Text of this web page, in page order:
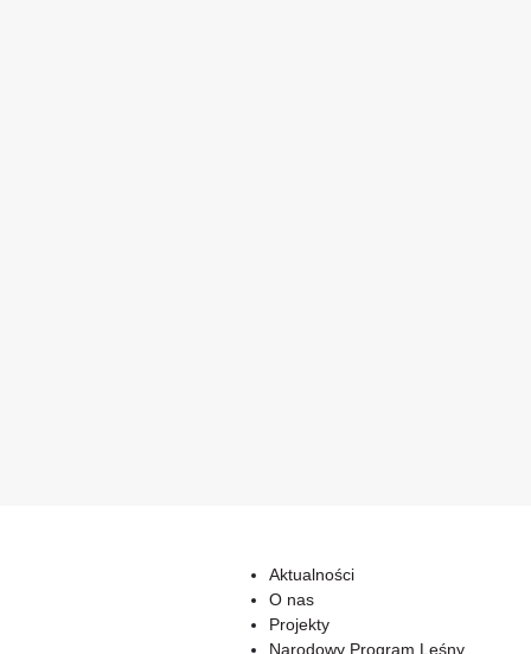
Aktualności
O nas
Projekty
Narodowy Program Leśny